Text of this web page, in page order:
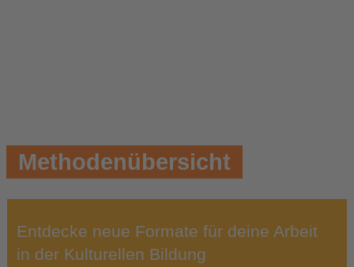
Methodenübersicht
Entdecke neue Formate für deine Arbeit
in der Kulturellen Bildung